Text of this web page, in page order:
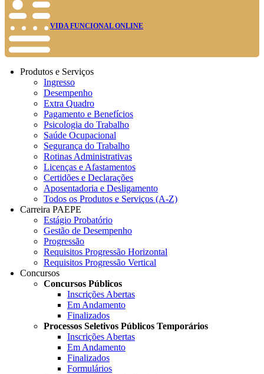
VIDA FUNCIONAL ONLINE
Produtos e Serviços
Ingresso
Desempenho
Extra Quadro
Pagamento e Benefícios
Psicologia do Trabalho
Saúde Ocupacional
Segurança do Trabalho
Rotinas Administrativas
Licenças e Afastamentos
Certidões e Declarações
Aposentadoria e Desligamento
Todos os Produtos e Serviços (A-Z)
Carreira PAEPE
Estágio Probatório
Gestão de Desempenho
Progressão
Requisitos Progressão Horizontal
Requisitos Progressão Vertical
Concursos
Concursos Públicos
Inscrições Abertas
Em Andamento
Finalizados
Processos Seletivos Públicos Temporários
Inscrições Abertas
Em Andamento
Finalizados
Formulários